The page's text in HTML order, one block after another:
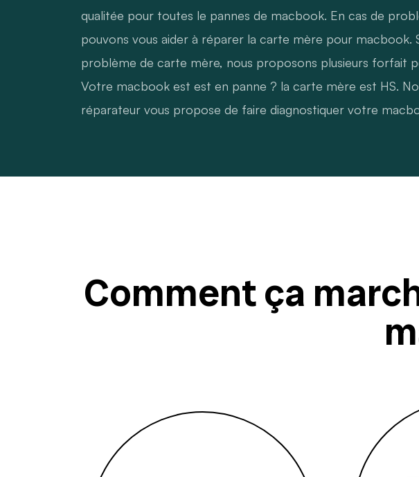
qualitée pour toutes le pannes de macbook. En cas de
pouvons vous aider à réparer la carte mère pour macbook.
problème de carte mère, nous proposons plusieurs forfait
Votre macbook est est en panne ? la carte mère est HS.
réparateur vous propose de faire diagnostiquer votre
Comment ça